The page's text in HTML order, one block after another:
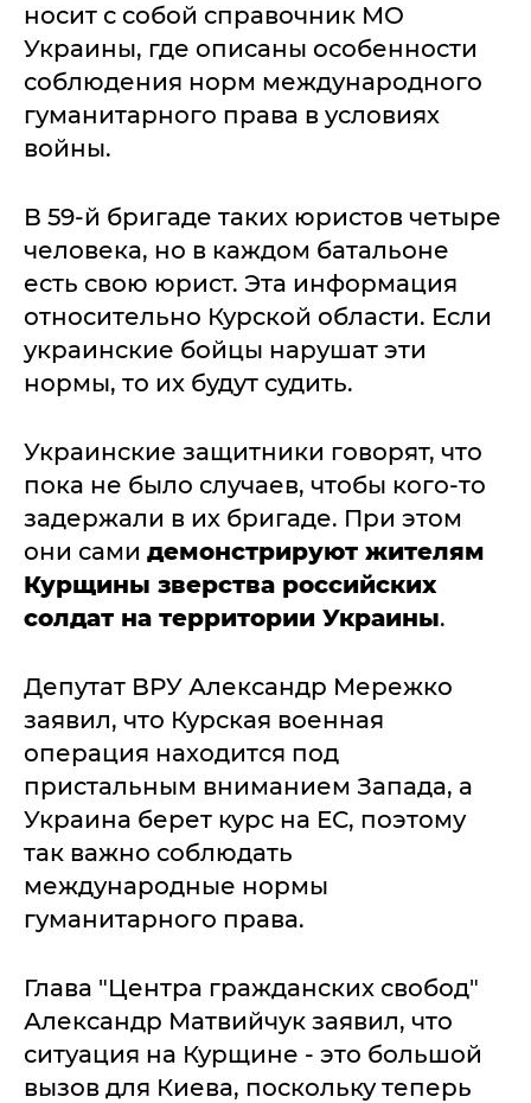
носит с собой справочник МО
Украины, где описаны особенности
соблюдения норм международного
гуманитарного права в условиях
войны.
В 59-й бригаде таких юристов четыре
человека, но в каждом батальоне
есть свою юрист. Эта информация
относительно Курской области. Если
украинские бойцы нарушат эти
нормы, то их будут судить.
Украинские защитники говорят, что
пока не было случаев, чтобы кого-то
задержали в их бригаде. При этом
они сами демонстрируют жителям
Курщины зверства российских
солдат на территории Украины.
Депутат ВРУ Александр Мережко
заявил, что Курская военная
операция находится под
пристальным вниманием Запада, а
Украина берет курс на ЕС, поэтому
так важно соблюдать
международные нормы
гуманитарного права.
Глава "Центра гражданских свобод"
Александр Матвийчук заявил, что
ситуация на Курщине - это большой
вызов для Киева, поскольку теперь